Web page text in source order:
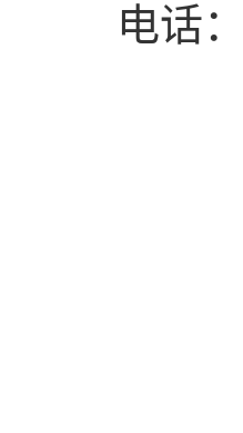
电话：